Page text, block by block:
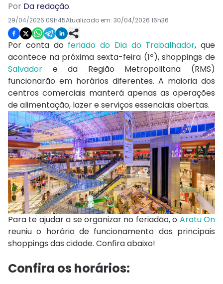
Por Da redação.
29/04/2026 09h45Atualizado em: 30/04/2026 16h36
Por conta do feriado do Dia do Trabalhador, que
acontece na próxima sexta-feira (1º), shoppings de
Salvador e da Região Metropolitana (RMS)
funcionarão em horários diferentes. A maioria dos
centros comerciais manterá apenas as operações
de alimentação, lazer e serviços essenciais abertas.
Para te ajudar a se organizar no feriadão, o Aratu On
reuniu o horário de funcionamento dos principais
shoppings das cidade. Confira abaixo!
Confira os horários: